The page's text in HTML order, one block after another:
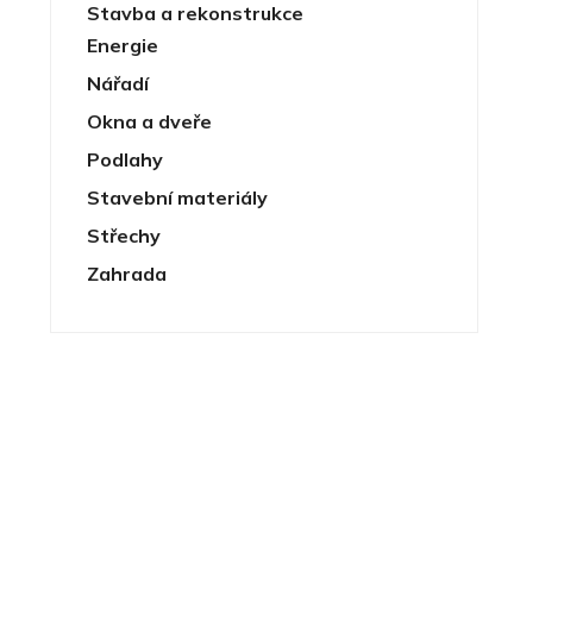
Stavba a rekonstrukce
Energie
Nářadí
Okna a dveře
Podlahy
Stavební materiály
Střechy
Zahrada